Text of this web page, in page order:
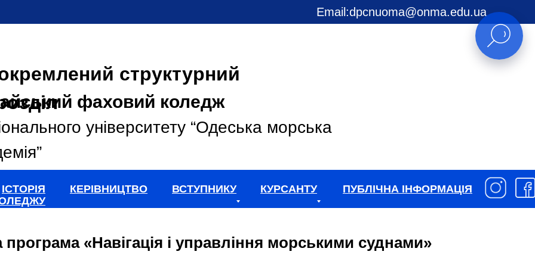
Email:dpcnuoma@onma.edu.ua
структурний
фаховий коледж
університету “Одеська морська
КЕРІВНИЦТВО КУРСАНТУ
ВСТУПНИКУ ПУБЛІЧНА ІНФОРМАЦІЯ
ІСТОРІЯ
«Навігація і управління морськими суднами»